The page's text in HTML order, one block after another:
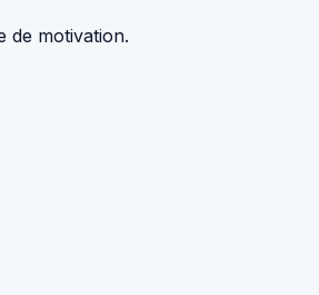
de motivation.